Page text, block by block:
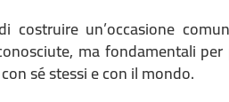
costruire un’occasione
ma fondamentali
con sé stessi e con il mondo.